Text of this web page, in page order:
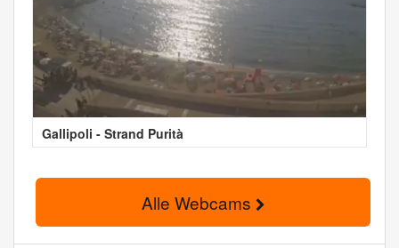
Gallipoli - Strand Purità
Alle Webcams